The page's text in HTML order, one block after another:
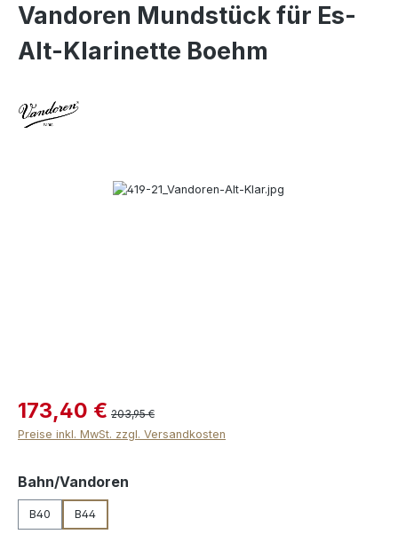
Vandoren Mundstück für Es-
Alt-Klarinette Boehm
Bildergalerie überspringen
173,40 € 203,95 €
Preise inkl. MwSt. zzgl. Versandkosten
Bahn/Vandoren
B40 B44